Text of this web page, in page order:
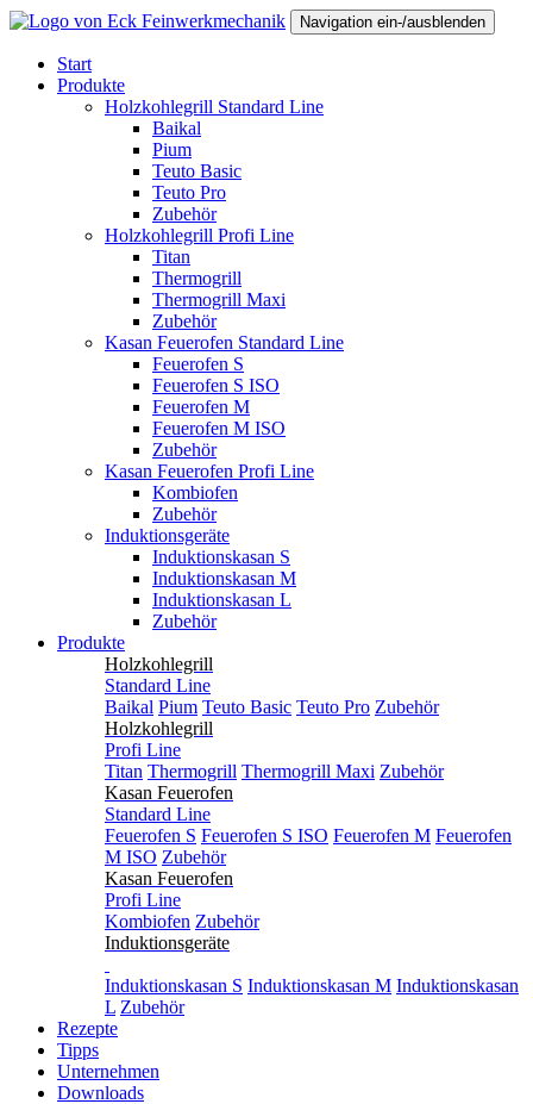
Navigation ein-/ausblenden
Start
Produkte
Holzkohlegrill Standard Line
Baikal
Pium
Teuto Basic
Teuto Pro
Zubehör
Holzkohlegrill Profi Line
Titan
Thermogrill
Thermogrill Maxi
Zubehör
Kasan Feuerofen Standard Line
Feuerofen S
Feuerofen S ISO
Feuerofen M
Feuerofen M ISO
Zubehör
Kasan Feuerofen Profi Line
Kombiofen
Zubehör
Induktionsgeräte
Induktionskasan S
Induktionskasan M
Induktionskasan L
Zubehör
Produkte
Holzkohlegrill
Standard Line
Baikal Pium Teuto Basic Teuto Pro Zubehör
Holzkohlegrill
Profi Line
Titan Thermogrill Thermogrill Maxi Zubehör
Kasan Feuerofen
Standard Line
Feuerofen S Feuerofen S ISO Feuerofen M Feuerofen
M ISO Zubehör
Kasan Feuerofen
Profi Line
Kombiofen Zubehör
Induktionsgeräte
Induktionskasan S Induktionskasan M Induktionskasan
L Zubehör
Rezepte
Tipps
Unternehmen
Downloads